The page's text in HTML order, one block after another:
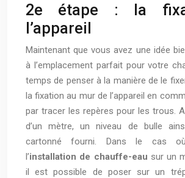
2e étape : la
l’appareil
Maintenant que vous avez une idée
à l’emplacement parfait pour votre
temps de penser à la manière de le
la fixation au mur de l’appareil en
par tracer les repères pour les trous.
d’un mètre, un niveau de bulle
cartonné fourni. Dans le cas
l’installation de chauffe-eau sur un
il est possible de poser sur un